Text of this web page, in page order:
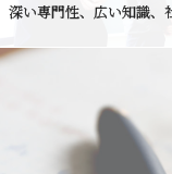
深い専門性、広い知識、